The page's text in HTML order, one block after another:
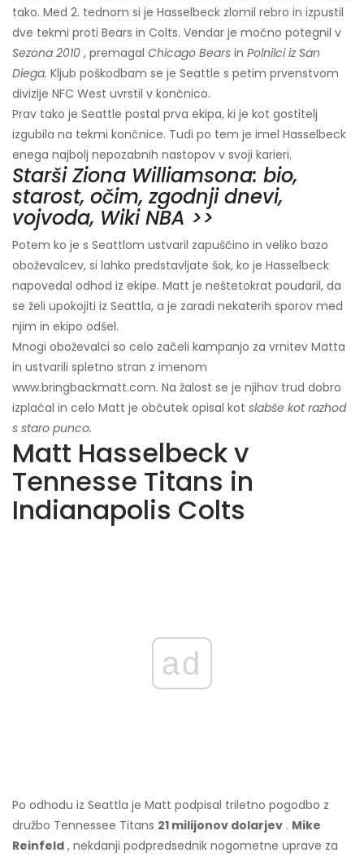
tako. Med 2. tednom si je Hasselbeck zlomil rebro in izpustil
dve tekmi proti Bears in Colts. Vendar je močno potegnil v
Sezona 2010 , premagal Chicago Bears in Polnilci iz San
Diega. Kljub poškodbam se je Seattle s petim prvenstvom
divizije NFC West uvrstil v končnico.
Prav tako je Seattle postal prva ekipa, ki je kot gostitelj
izgubila na tekmi končnice. Tudi po tem je imel Hasselbeck
enega najbolj nepozabnih nastopov v svoji karieri.
Starši Ziona Williamsona: bio,
starost, očim, zgodnji dnevi,
vojvoda, Wiki NBA >>
Potem ko je s Seattlom ustvaril zapuščino in veliko bazo
oboževalcev, si lahko predstavljate šok, ko je Hasselbeck
napovedal odhod iz ekipe. Matt je neštetokrat poudaril, da
se želi upokojiti iz Seattla, a je zaradi nekaterih sporov med
njim in ekipo odšel.
Mnogi oboževalci so celo začeli kampanjo za vrnitev Matta
in ustvarili spletno stran z imenom
www.bringbackmatt.com. Na žalost se je njihov trud dobro
izplačal in celo Matt je občutek opisal kot slabše kot razhod
s staro punco.
Matt Hasselbeck v
Tennesse Titans in
Indianapolis Colts
ad
Po odhodu iz Seattla je Matt podpisal triletno pogodbo z
družbo Tennessee Titans 21 milijonov dolarjev . Mike
Reinfeld , nekdanji podpredsednik nogometne uprave za